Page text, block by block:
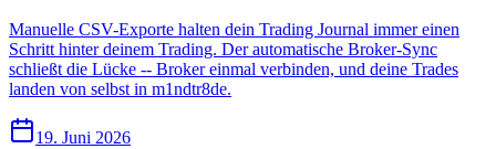
Manuelle CSV-Exporte halten dein Trading Journal immer einen
Schritt hinter deinem Trading. Der automatische Broker-Sync
schließt die Lücke -- Broker einmal verbinden, und deine Trades
landen von selbst in m1ndtr8de.
19. Juni 2026